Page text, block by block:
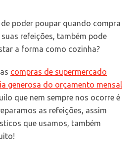
de poder poupar quando compra
refeições, também pode
a forma como cozinha?
compras de supermercado
generosa do orçamento mensal
que nem sempre nos ocorre é
as refeições, assim
que usamos, também